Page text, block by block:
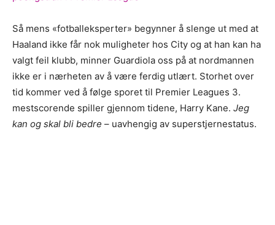
Så mens «fotballeksperter» begynner å slenge ut med at
Haaland ikke får nok muligheter hos City og at han kan ha
valgt feil klubb, minner Guardiola oss på at nordmannen
ikke er i nærheten av å være ferdig utlært. Storhet over
tid kommer ved å følge sporet til Premier Leagues 3.
mestscorende spiller gjennom tidene, Harry Kane. Jeg
kan og skal bli bedre – uavhengig av superstjernestatus.